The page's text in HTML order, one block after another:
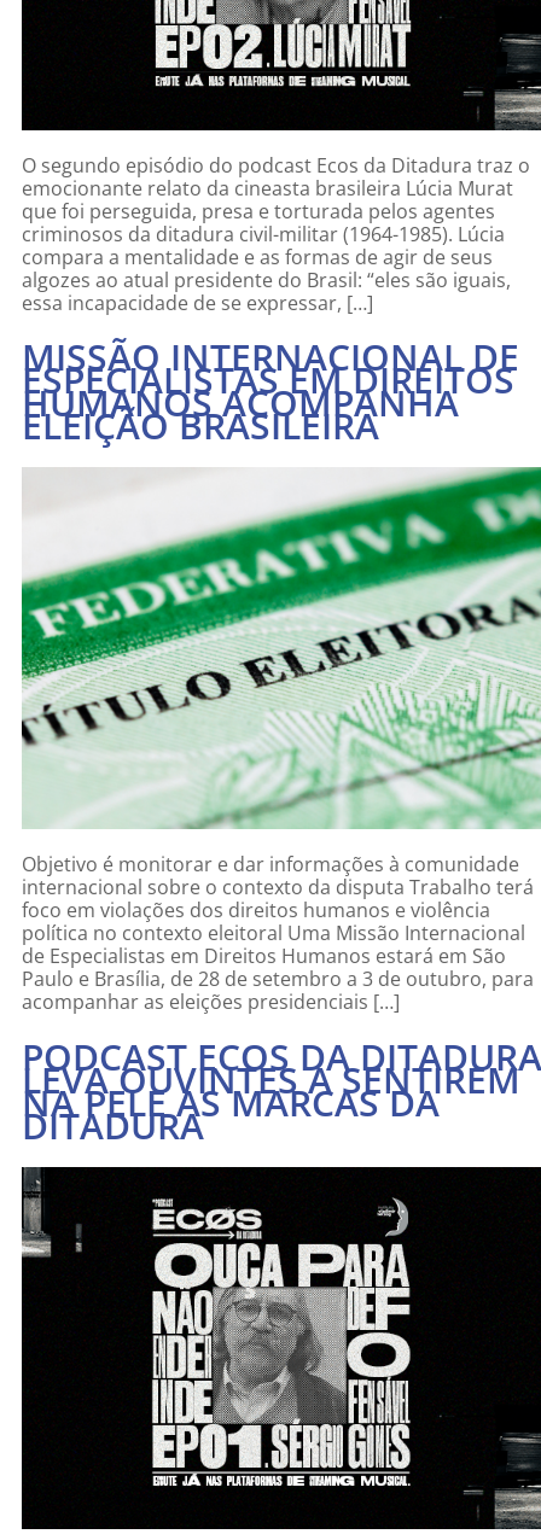
O segundo episódio do podcast Ecos da Ditadura traz o
emocionante relato da cineasta brasileira Lúcia Murat
que foi perseguida, presa e torturada pelos agentes
criminosos da ditadura civil-militar (1964-1985). Lúcia
compara a mentalidade e as formas de agir de seus
algozes ao atual presidente do Brasil: “eles são iguais,
essa incapacidade de se expressar, […]
MISSÃO INTERNACIONAL DE
ESPECIALISTAS EM DIREITOS
HUMANOS ACOMPANHA
ELEIÇÃO BRASILEIRA
Objetivo é monitorar e dar informações à comunidade
internacional sobre o contexto da disputa Trabalho terá
foco em violações dos direitos humanos e violência
política no contexto eleitoral Uma Missão Internacional
de Especialistas em Direitos Humanos estará em São
Paulo e Brasília, de 28 de setembro a 3 de outubro, para
acompanhar as eleições presidenciais […]
PODCAST ECOS DA DITADURA
LEVA OUVINTES A SENTIREM
NA PELE AS MARCAS DA
DITADURA